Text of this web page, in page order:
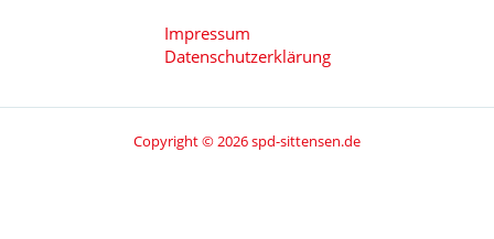
Impressum
Datenschutzerklärung
Copyright © 2026 spd-sittensen.de